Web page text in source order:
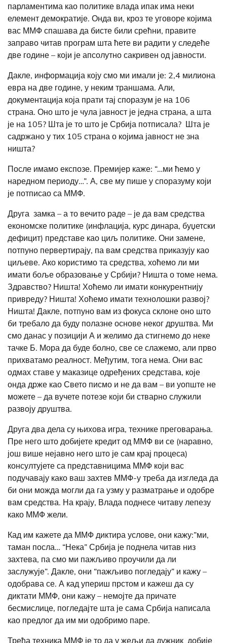
парламентима као политике влада ипак има неки
елемент демократије. Онда ви, кроз те уговоре којима
вас ММФ спашава да бисте били срећни, правите
заправо читав програм шта ћете ви радити у следеће
две године – који је апсолутно сакривен од јавности.
Дакле, информација коју смо ми имали је: 2,4 милиона
евра на две године, у неким траншама. Али,
документација која прати тај споразум је на 106
страна. Оно што је чула јавност је једна страна, а шта
је на 105? Шта је то што је Србија потписала? Шта је
садржано у тих 105 страна о којима јавност не зна
ништа?
После имамо експозе. Премијер каже: “…ми ћемо у
наредном периоду…”. А, све му пише у споразуму који
је потписао са ММФ.
Друга замка – а то вечито раде – је да вам средства
економске политике (инфлација, курс динара, буџетски
дефицит) представе као циљ политике. Они замене,
потпуно первертирају, па вам средства приказују као
циљеве. Ако користимо та средства, хоћемо ли ми
имати боље образовање у Србији? Ништа о томе нема.
Здравство? Ништа! Хоћемо ли имати конкурентнију
привреду? Ништа! Хоћемо имати технолошки развој?
Ништа! Дакле, потпуно вам из фокуса склоне оно што
би требало да буду полазне основе неког друштва. Ми
смо данас у позицији А и желимо да стигнемо до неке
тачке Б. Мора да буде болно, све се слажемо, али прво
прихватамо реалност. Међутим, тога нема. Они вас
одмах ставе у маказице одређених средстава, које
онда држе као Свето писмо и не да вам – ви уопште не
можете – да вучете потезе који би стварно служили
развоју друштва.
Друга два дела су њихова игра, технике преговарања.
Пре него што добијете кредит од ММФ ви се (наравно,
још више нејавно него што је сам крај процеса)
консултујете са представницима ММФ који вас
подучавају како ваш захтев ММФ-у треба да изгледа да
би они можда могли да га узму у разматрање и одобре
вам средства. На крају, Влада поднесе читаву лепезу
како ММФ жели.
Кад им кажете да ММФ диктира услове, они кажу:”ми,
таман посла… “Нека” Србија је поднела читав низ
захтева, па смо ми пажљиво проучили да ли
заслужује”. Дакле, они “пажљиво погледају” и кажу –
одобрава се. А кад упериш прстом и кажеш да су
диктати ММФ, они кажу – немојте да причате
бесмислице, погледајте шта је сама Србија написала
као предлог да им ми одобримо паре.
Трећа техника ММФ је то да у жељи да дужник добије